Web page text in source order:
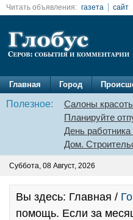
Читать объявления: газета сайт
Главная Город
Полезное: Салоны
Планируйте
День работника
Дом.
Суббота, 08 Август, 2026
Вы здесь: Главная /
помощь. Если за